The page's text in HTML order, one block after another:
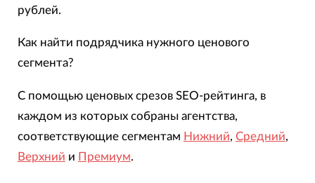
рублей.
Как найти подрядчика нужного ценового
сегмента?
С помощью ценовых срезов SEO-рейтинга, в
каждом из которых собраны агентства,
соответствующие сегментам Нижний, Средний,
Верхний и Премиум.